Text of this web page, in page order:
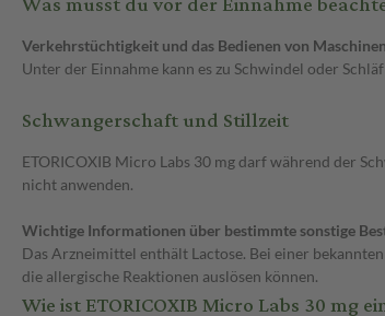
Verkehrstüchtigkeit und das Bedienen von Maschinen
Unter der Einnahme kann es zu Schwindel oder
Schwangerschaft und Stillzeit
ETORICOXIB Micro Labs 30 mg darf während der
nicht anwenden.
Wichtige Informationen über bestimmte sonstige
Das Arzneimittel enthält Lactose. Bei einer
die allergische Reaktionen auslösen können.
Wie ist ETORICOXIB Micro Labs 30 mg